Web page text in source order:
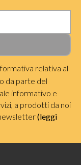
relativa al
da parte del
informativo e
a prodotti da noi
(leggi